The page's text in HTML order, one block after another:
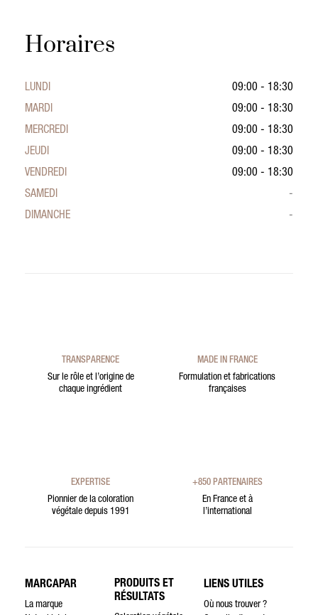
Horaires
LUNDI
09:00 - 18:30
MARDI
09:00 - 18:30
MERCREDI
09:00 - 18:30
JEUDI
09:00 - 18:30
VENDREDI
09:00 - 18:30
SAMEDI
-
DIMANCHE
-
TRANSPARENCE
Sur le rôle et l’origine de
chaque ingrédient
MADE IN FRANCE
Formulation et fabrications
françaises
EXPERTISE
Pionnier de la coloration
végétale depuis 1991
+850 PARTENAIRES
En France et à
l’international
MARCAPAR
La marque
PRODUITS ET
RÉSULTATS
LIENS UTILES
Où nous trouver ?